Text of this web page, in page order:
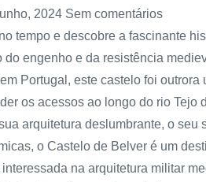
2024 Sem comentários
tempo e descobre a fascinante
do engenho e da resistência
Portugal, este castelo foi
os acessos ao longo do rio Tejo
arquitetura deslumbrante, o seu
o Castelo de Belver é um
na arquitetura militar